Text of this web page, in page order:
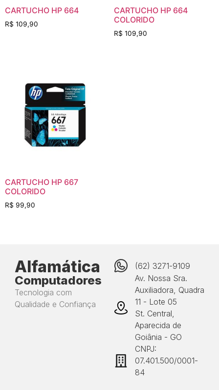
CARTUCHO HP 664
R$ 109,90
CARTUCHO HP 664
COLORIDO
R$ 109,90
CARTUCHO HP 667
COLORIDO
R$ 99,90
Alfamática
Computadores
Tecnologia com
Qualidade e Confiança
(62) 3271-9109
Av. Nossa Sra.
Auxiliadora, Quadra
11 - Lote 05
St. Central,
Aparecida de
Goiânia - GO
CNPJ:
07.401.500/0001-
84